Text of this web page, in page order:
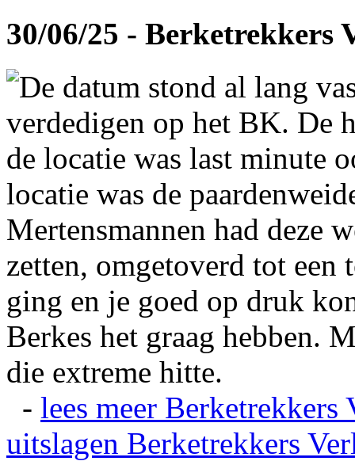
30/06/25 - Berketrekkers
De datum stond al lang
verdedigen op het BK. De
de locatie was last minute
locatie was de
Mertensmannen had deze
zetten, omgetoverd tot
ging en je goed op druk
Berkes het graag hebben.
die extreme hitte.
- lees meer Berketrekkers
uitslagen Berketrekkers